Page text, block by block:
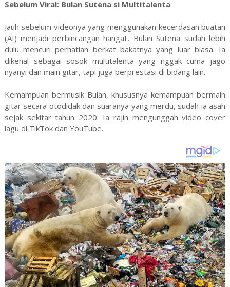
Sebelum Viral: Bulan Sutena si Multitalenta
Jauh sebelum videonya yang menggunakan kecerdasan buatan
(AI) menjadi perbincangan hangat, Bulan Sutena sudah lebih
dulu mencuri perhatian berkat bakatnya yang luar biasa. Ia
dikenal sebagai sosok multitalenta yang nggak cuma jago
nyanyi dan main gitar, tapi juga berprestasi di bidang lain.
Kemampuan bermusik Bulan, khususnya kemampuan bermain
gitar secara otodidak dan suaranya yang merdu, sudah ia asah
sejak sekitar tahun 2020. Ia rajin mengunggah video cover
lagu di TikTok dan YouTube.